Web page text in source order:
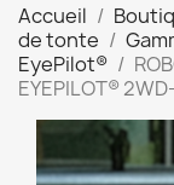
Accueil
de tonte
EyePilot®
EYEPILOT®